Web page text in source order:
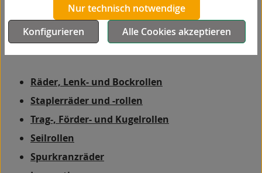
Serienfertigung. Ein begleitende Dokumentation ist
für uns selbstverständlich. Unser Ziel ist es, einen
langen und partnerschaftlichen Weg mit Ihnen als
Räder, Lenk- und Bockrollen
Staplerräder und -rollen
Trag-, Förder- und Kugelrollen
Seilrollen
Spurkranzräder
Nur technisch notwendige
Konfigurieren
Alle Cookies akzeptieren